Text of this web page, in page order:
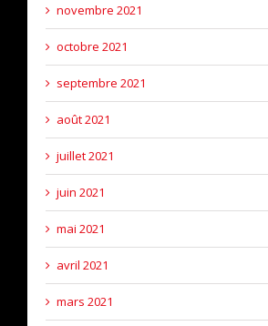
novembre 2021
octobre 2021
septembre 2021
août 2021
juillet 2021
juin 2021
mai 2021
avril 2021
mars 2021